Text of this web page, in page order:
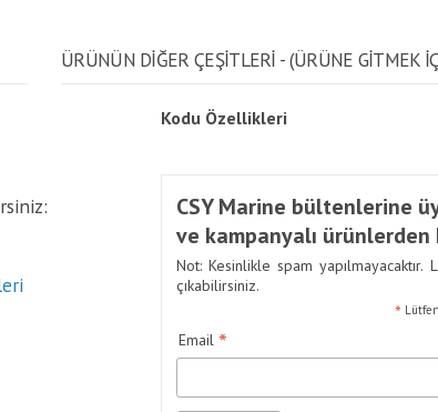
ÜRÜNÜN DİĞER ÇEŞİTLERİ - (ÜRÜNE GITMEK
Kodu Özellikleri
CSY Marine bültenlerine
ve kampanyalı
Not: Kesinlikle spam
çıkabilirsiniz.
*
Email *